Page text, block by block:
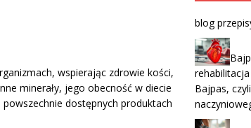
wspierając zdrowie kości,
minerały, jego obecność w diecie
dostępnych produktach
blog
Bajpas,